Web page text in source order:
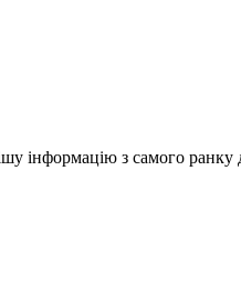
інформацію з самого ранку